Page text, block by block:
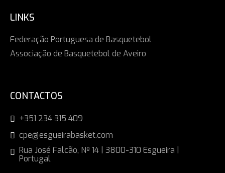
LINKS
Federação Portuguesa de Basquetebol
Associação de Basquetebol de Aveiro
CONTACTOS
+351 234 315 409
cpe@esgueirabasket.com
Rua José Falcão, Nº 14 | 3800-310 Esgueira |
Portugal